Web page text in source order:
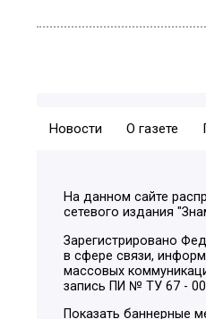
Новости О газете
На данном сайте
сетевого издания
Зарегистрировано
в сфере связи,
массовых
запись ПИ № ТУ 67 -
Показать баннерные